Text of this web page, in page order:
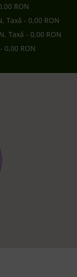
RON
Taxă - 0,00 RON
Taxă - 0,00 RON
0,00 RON